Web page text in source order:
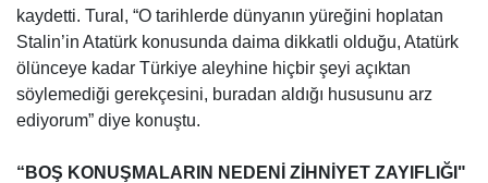
kaydetti. Tural, “O tarihlerde dünyanın yüreğini hoplatan
Stalin’in Atatürk konusunda daima dikkatli olduğu, Atatürk
ölünceye kadar Türkiye aleyhine hiçbir şeyi açıktan
söylemediği gerekçesini, buradan aldığı hususunu arz
ediyorum” diye konuştu.
“BOŞ KONUŞMALARIN NEDENİ ZİHNİYET ZAYIFLIĞI"